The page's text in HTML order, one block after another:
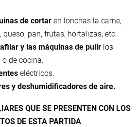
de cortar en lonchas la carne,
pan, frutas, hortalizas, etc.
y las máquinas de pulir los
de cocina.
eléctricos.
y deshumidificadores de aire.
QUE SE PRESENTEN CON LOS
DE ESTA PARTIDA